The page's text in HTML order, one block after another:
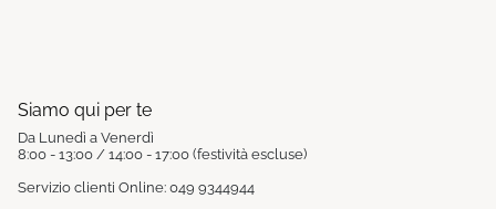
Siamo qui per te
Da Lunedì a Venerdì
8:00 - 13:00 / 14:00 - 17:00 (festività escluse)
Servizio clienti Online: 049 9344944